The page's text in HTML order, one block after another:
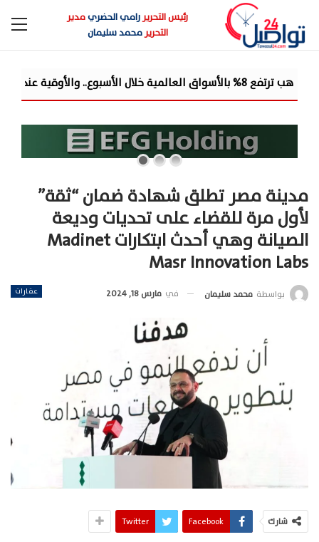
رئيس التحريررامي الحضريمدير
التحريرمحمد سليمان
مدينة مصر تطلق شهادة ضمان “ثقة”
لأول مرة للقضاء على تحديات وديعة
الصيانة وهي أحدث ابتكارات Madinet
Masr Innovation Labs
عقارات بواسطة محمد سليمان في مارس 18, 2024
شارك Facebook
Twitter